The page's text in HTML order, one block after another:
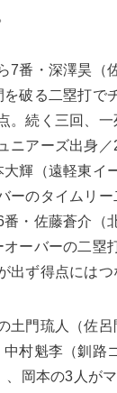
7番・深澤昊（
破る二塁打で
。続く三回、
ニアーズ出身
輝（遠軽東イ
ーのタイムリ
・佐藤蒼介（
オーバーの二塁
出ず得点にはつ
土門琉人（佐呂
村魁李（釧路
岡本の3人が